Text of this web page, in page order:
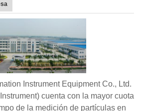
tiempo medio entre fallos)
Temperatura:10-40℃; Humedad:
<85%RH; Presión atmosférica:86-
106Kpa
conteo cero; adaptador de CA;
cable de PC; software de PC
Instrument Equipment Co., Ltd.
cuenta con la mayor cuota
de la medición de partículas en